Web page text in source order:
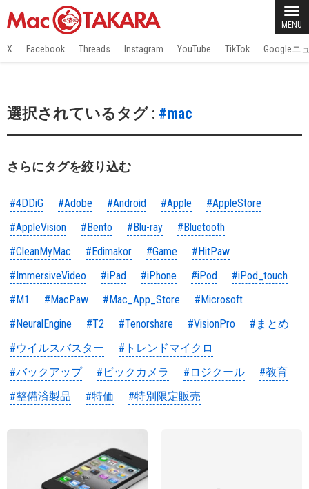
MENU
X Facebook Threads Instagram YouTube TikTok Googleニ
選択されているタグ : #mac
さらにタグを絞り込む
#4DDiG #Adobe #Android #Apple
#AppleStore
#AppleVision
#Bento #Blu-ray
#Bluetooth
#CleanMyMac
#Edimakor #Game
#HitPaw
#ImmersiveVideo
#iPad #iPhone #iPod
#iPod_touch
#M1
#MacPaw #Mac_App_Store
#Microsoft
#NeuralEngine
#T2 #Tenorshare #VisionPro
#まとめ
#ウイルスバスター
#トレンドマイクロ
#バックアップ
#ビックカメラ #ロジクール
#教育
#整備済製品
#特価 #特別限定販売